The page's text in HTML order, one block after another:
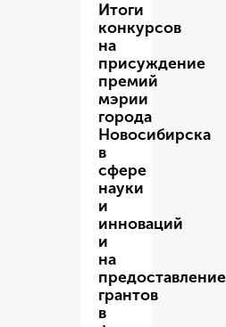
Итоги
конкурсов
на
присуждение
премий
мэрии
города
Новосибирска
в
сфере
науки
и
инноваций
и
на
предоставление
грантов
в